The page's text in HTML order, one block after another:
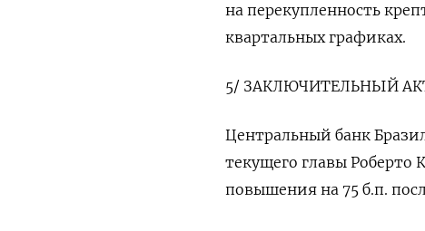
на перекупленность
квартальных графиках.
5/ ЗАКЛЮЧИТЕЛЬНЫЙ
Центральный банк
текущего главы Роберто
повышения на 75 б.п.